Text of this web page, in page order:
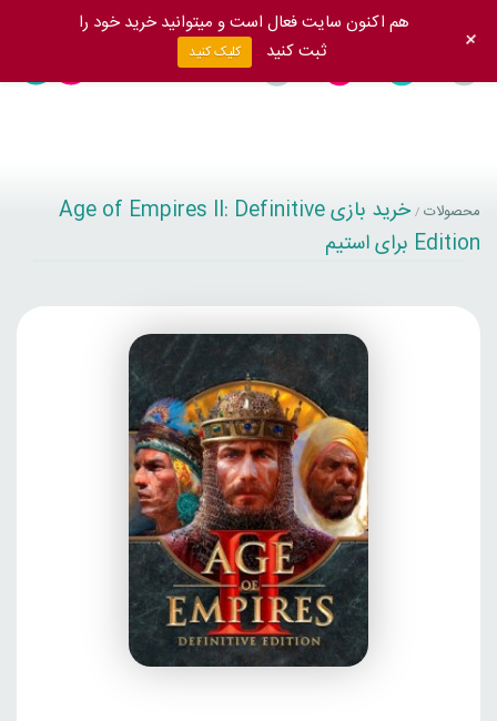
محصولات /
خرید بازی Age of Empires II: Definitive
Edition برای استیم
هم اکنون سایت فعال است و میتوانید خرید خود را
ثبت کنید
کلیک کنید +